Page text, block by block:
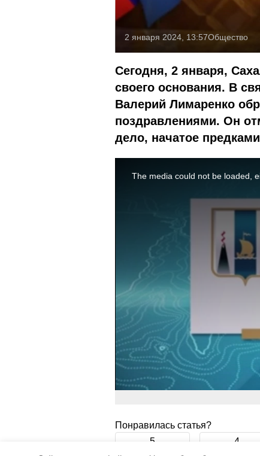
2 января 2024, 13:57Общество
Сегодня, 2 января,
своего основания. В
Валерий Лимаренко
поздравлениями. Он
дело, начатое
The media could not be loaded,
Понравилась статья?
5 4